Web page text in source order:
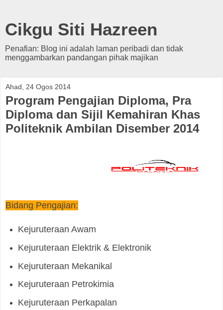
Cikgu Siti Hazreen
Penafian: Blog ini adalah laman peribadi dan tidak
menggambarkan pandangan pihak majikan
Ahad, 24 Ogos 2014
Program Pengajian Diploma, Pra
Diploma dan Sijil Kemahiran Khas
Politeknik Ambilan Disember 2014
Bidang Pengajian:
Kejuruteraan Awam
Kejuruteraan Elektrik & Elektronik
Kejuruteraan Mekanikal
Kejuruteraan Petrokimia
Kejuruteraan Perkapalan